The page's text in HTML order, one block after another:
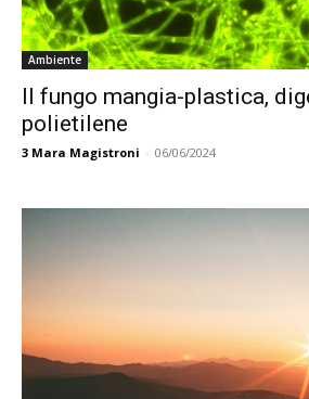
Ambiente
Il fungo mangia-plastica,
polietilene
3 Mara Magistroni - 06/06/2024